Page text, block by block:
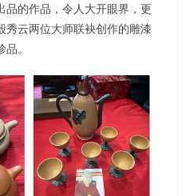
品的作品，令人大开眼界，更
秀云两位大师联袂创作的雕漆
。